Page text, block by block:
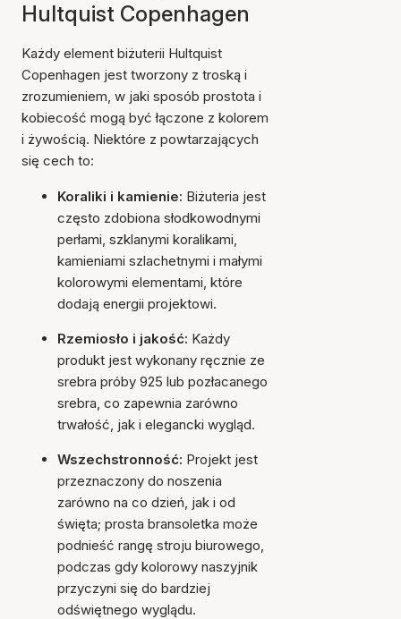
Hultquist Copenhagen
Każdy element biżuterii Hultquist
Copenhagen jest tworzony z troską i
zrozumieniem, w jaki sposób prostota i
kobiecość mogą być łączone z kolorem
i żywością. Niektóre z powtarzających
się cech to:
Koraliki i kamienie: Biżuteria jest
często zdobiona słodkowodnymi
perłami, szklanymi koralikami,
kamieniami szlachetnymi i małymi
kolorowymi elementami, które
dodają energii projektowi.
Rzemiosło i jakość: Każdy
produkt jest wykonany ręcznie ze
srebra próby 925 lub pozłacanego
srebra, co zapewnia zarówno
trwałość, jak i elegancki wygląd.
Wszechstronność: Projekt jest
przeznaczony do noszenia
zarówno na co dzień, jak i od
święta; prosta bransoletka może
podnieść rangę stroju biurowego,
podczas gdy kolorowy naszyjnik
przyczyni się do bardziej
odświętnego wyglądu.